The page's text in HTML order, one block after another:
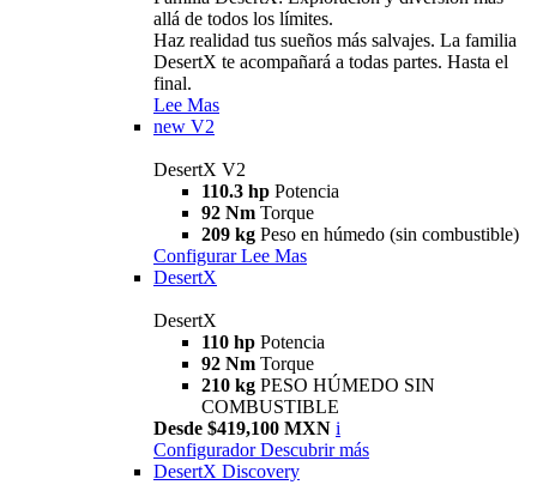
allá de todos los límites.
Haz realidad tus sueños más salvajes. La familia
DesertX te acompañará a todas partes. Hasta el
final.
Lee Mas
new V2
DesertX V2
110.3 hp Potencia
92 Nm Torque
209 kg Peso en húmedo (sin combustible)
Configurar Lee Mas
DesertX
DesertX
110 hp Potencia
92 Nm Torque
210 kg PESO HÚMEDO SIN
COMBUSTIBLE
Desde $419,100 MXN i
Configurador Descubrir más
DesertX Discovery